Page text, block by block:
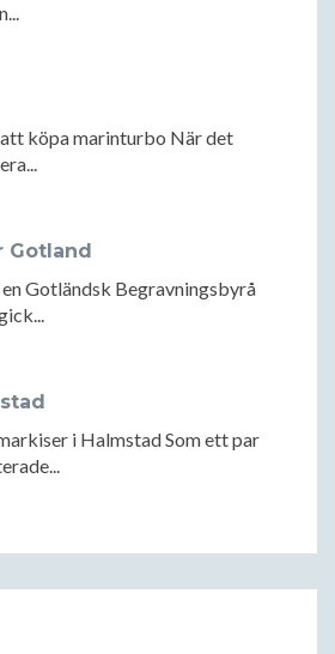
köpa marinturbo När det
Gotland
Gotländsk Begravningsbyrå
i Halmstad Som ett par